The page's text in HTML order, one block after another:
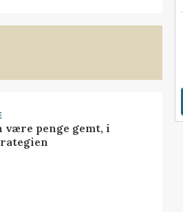
være penge gemt, i